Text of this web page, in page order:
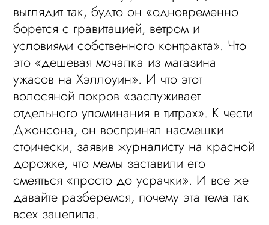
выглядит так, будто он «одновременно
борется с гравитацией, ветром и
условиями собственного контракта». Что
это «дешевая мочалка из магазина
ужасов на Хэллоуин». И что этот
волосяной покров «заслуживает
отдельного упоминания в титрах». К чести
Джонсона, он воспринял насмешки
стоически, заявив журналисту на красной
дорожке, что мемы заставили его
смеяться «просто до усрачки». И все же
давайте разберемся, почему эта тема так
всех зацепила.